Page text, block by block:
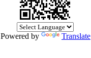
Powered by Translate